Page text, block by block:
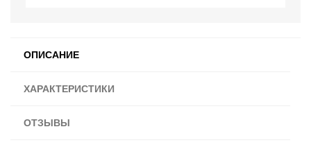
ОПИСАНИЕ
ХАРАКТЕРИСТИКИ
ОТЗЫВЫ